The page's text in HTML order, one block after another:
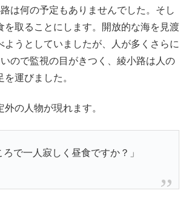
は何の予定もありませんでした。そし
を取ることにします。開放的な海を見渡
ようとしていましたが、人が多くさらに
ので監視の目がきつく、綾小路は人の
運びました。
の人物が現れます。
ろで一人寂しく昼食ですか？」